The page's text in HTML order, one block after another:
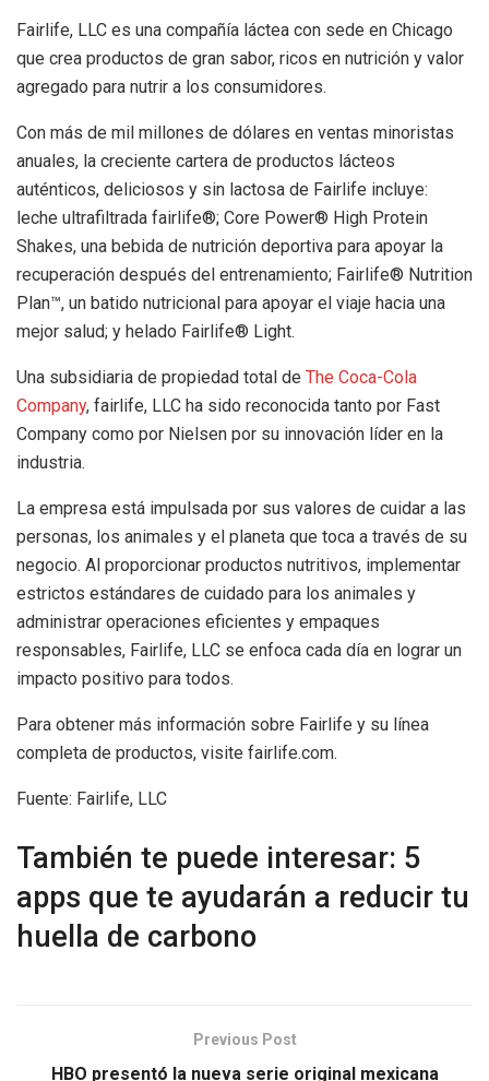
Fairlife, LLC es una compañía láctea con sede en Chicago
que crea productos de gran sabor, ricos en nutrición y valor
agregado para nutrir a los consumidores.
Con más de mil millones de dólares en ventas minoristas
anuales, la creciente cartera de productos lácteos
auténticos, deliciosos y sin lactosa de Fairlife incluye:
leche ultrafiltrada fairlife®; Core Power® High Protein
Shakes, una bebida de nutrición deportiva para apoyar la
recuperación después del entrenamiento; Fairlife® Nutrition
Plan™, un batido nutricional para apoyar el viaje hacia una
mejor salud; y helado Fairlife® Light.
Una subsidiaria de propiedad total de The Coca-Cola
Company, fairlife, LLC ha sido reconocida tanto por Fast
Company como por Nielsen por su innovación líder en la
industria.
La empresa está impulsada por sus valores de cuidar a las
personas, los animales y el planeta que toca a través de su
negocio. Al proporcionar productos nutritivos, implementar
estrictos estándares de cuidado para los animales y
administrar operaciones eficientes y empaques
responsables, Fairlife, LLC se enfoca cada día en lograr un
impacto positivo para todos.
Para obtener más información sobre Fairlife y su línea
completa de productos, visite fairlife.com.
Fuente: Fairlife, LLC
También te puede interesar: 5
apps que te ayudarán a reducir tu
huella de carbono
Previous Post
HBO presentó la nueva serie original mexicana